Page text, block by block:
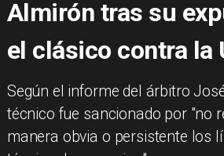
Almirón tras su
el clásico contra la
​Según el informe del árbitro
técnico fue sancionado por "no
manera obvia o persistente los